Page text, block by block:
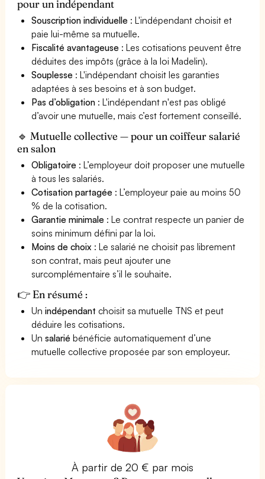
pour un indépendant
Souscription individuelle : L'indépendant choisit et
paie lui-même sa mutuelle.
Fiscalité avantageuse : Les cotisations peuvent être
déduites des impôts (grâce à la loi Madelin).
Souplesse : L'indépendant choisit les garanties
adaptées à ses besoins et à son budget.
Pas d’obligation : L'indépendant n'est pas obligé
d’avoir une mutuelle, mais c’est fortement conseillé.
🔹 Mutuelle collective — pour un coiffeur salarié
en salon
Obligatoire : L’employeur doit proposer une mutuelle
à tous les salariés.
Cotisation partagée : L’employeur paie au moins 50
% de la cotisation.
Garantie minimale : Le contrat respecte un panier de
soins minimum défini par la loi.
Moins de choix : Le salarié ne choisit pas librement
son contrat, mais peut ajouter une
surcomplémentaire s’il le souhaite.
👉 En résumé :
Unindépendant choisit sa mutuelle TNS et peut
déduire les cotisations.
Unsalarié bénéficie automatiquement d’une
mutuelle collective proposée par son employeur.
À partir de 20 € par mois